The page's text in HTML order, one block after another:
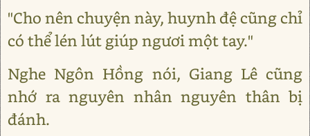
"Cho nên chuyện này, huynh đệ cũng chỉ
có thể lén lút giúp ngươi một tay."
Nghe Ngôn Hồng nói, Giang Lê cũng
nhớ ra nguyên nhân nguyên thân bị
đánh.